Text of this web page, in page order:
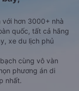
Lắk Vân Canh -
email xác nhận
khách đã đăng
tại điểm đón trước
kiểm tra tình
Kar - Đắk Lắk đã
vi-